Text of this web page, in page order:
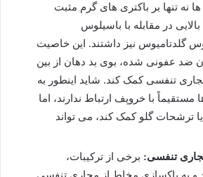
نه تنها بر باکتری های گرم مثبت
بالایی در مقابله با باسیلوس
گلدتامیوس نیز داشتند. این خاصیت
ضد عفونی شده، بوی بد دهان از بین
تنفسی کمک کند. شاید اینطور به
با خروپف ارتباط ندارند، اما
ترشحات گلو کمک کند، می تواند
تنفسی: برخی از ترکیبات،